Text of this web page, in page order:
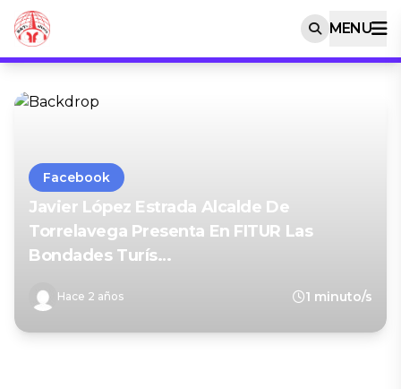
MENU
Facebook
Javier López Estrada Alcalde De
Torrelavega Presenta En FITUR Las
Bondades Turís…
Hace 2 años 1 minuto/s